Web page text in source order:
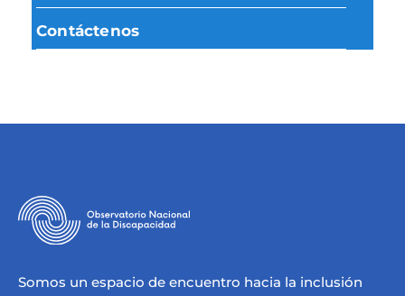
Contáctenos
Somos un espacio de encuentro hacia la inclusión